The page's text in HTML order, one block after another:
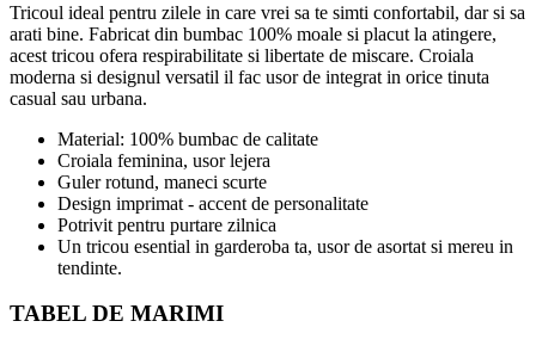
Tricoul ideal pentru zilele in care vrei sa te simti confortabil, dar si sa
arati bine. Fabricat din bumbac 100% moale si placut la atingere,
acest tricou ofera respirabilitate si libertate de miscare. Croiala
moderna si designul versatil il fac usor de integrat in orice tinuta
casual sau urbana.
Material: 100% bumbac de calitate
Croiala feminina, usor lejera
Guler rotund, maneci scurte
Design imprimat - accent de personalitate
Potrivit pentru purtare zilnica
Un tricou esential in garderoba ta, usor de asortat si mereu in
tendinte.
TABEL DE MARIMI